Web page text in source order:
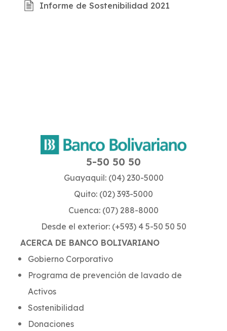
Informe de Sostenibilidad 2021
ACERCA DE BANCO BOLIVARIANO
Gobierno Corporativo
Programa de prevención de lavado de
Activos
Sostenibilidad
Donaciones
5-50 50 50
Guayaquil: (04) 230-5000
Quito: (02) 393-5000
Cuenca: (07) 288-8000
Desde el exterior: (+593) 4 5-50 50 50